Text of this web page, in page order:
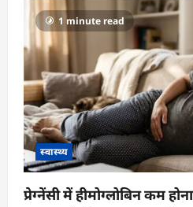
a
t
i
o
n
1 minute read
स्वास्थ्य
प्रेग्नेंसी में हीमोग्लोबिन कम